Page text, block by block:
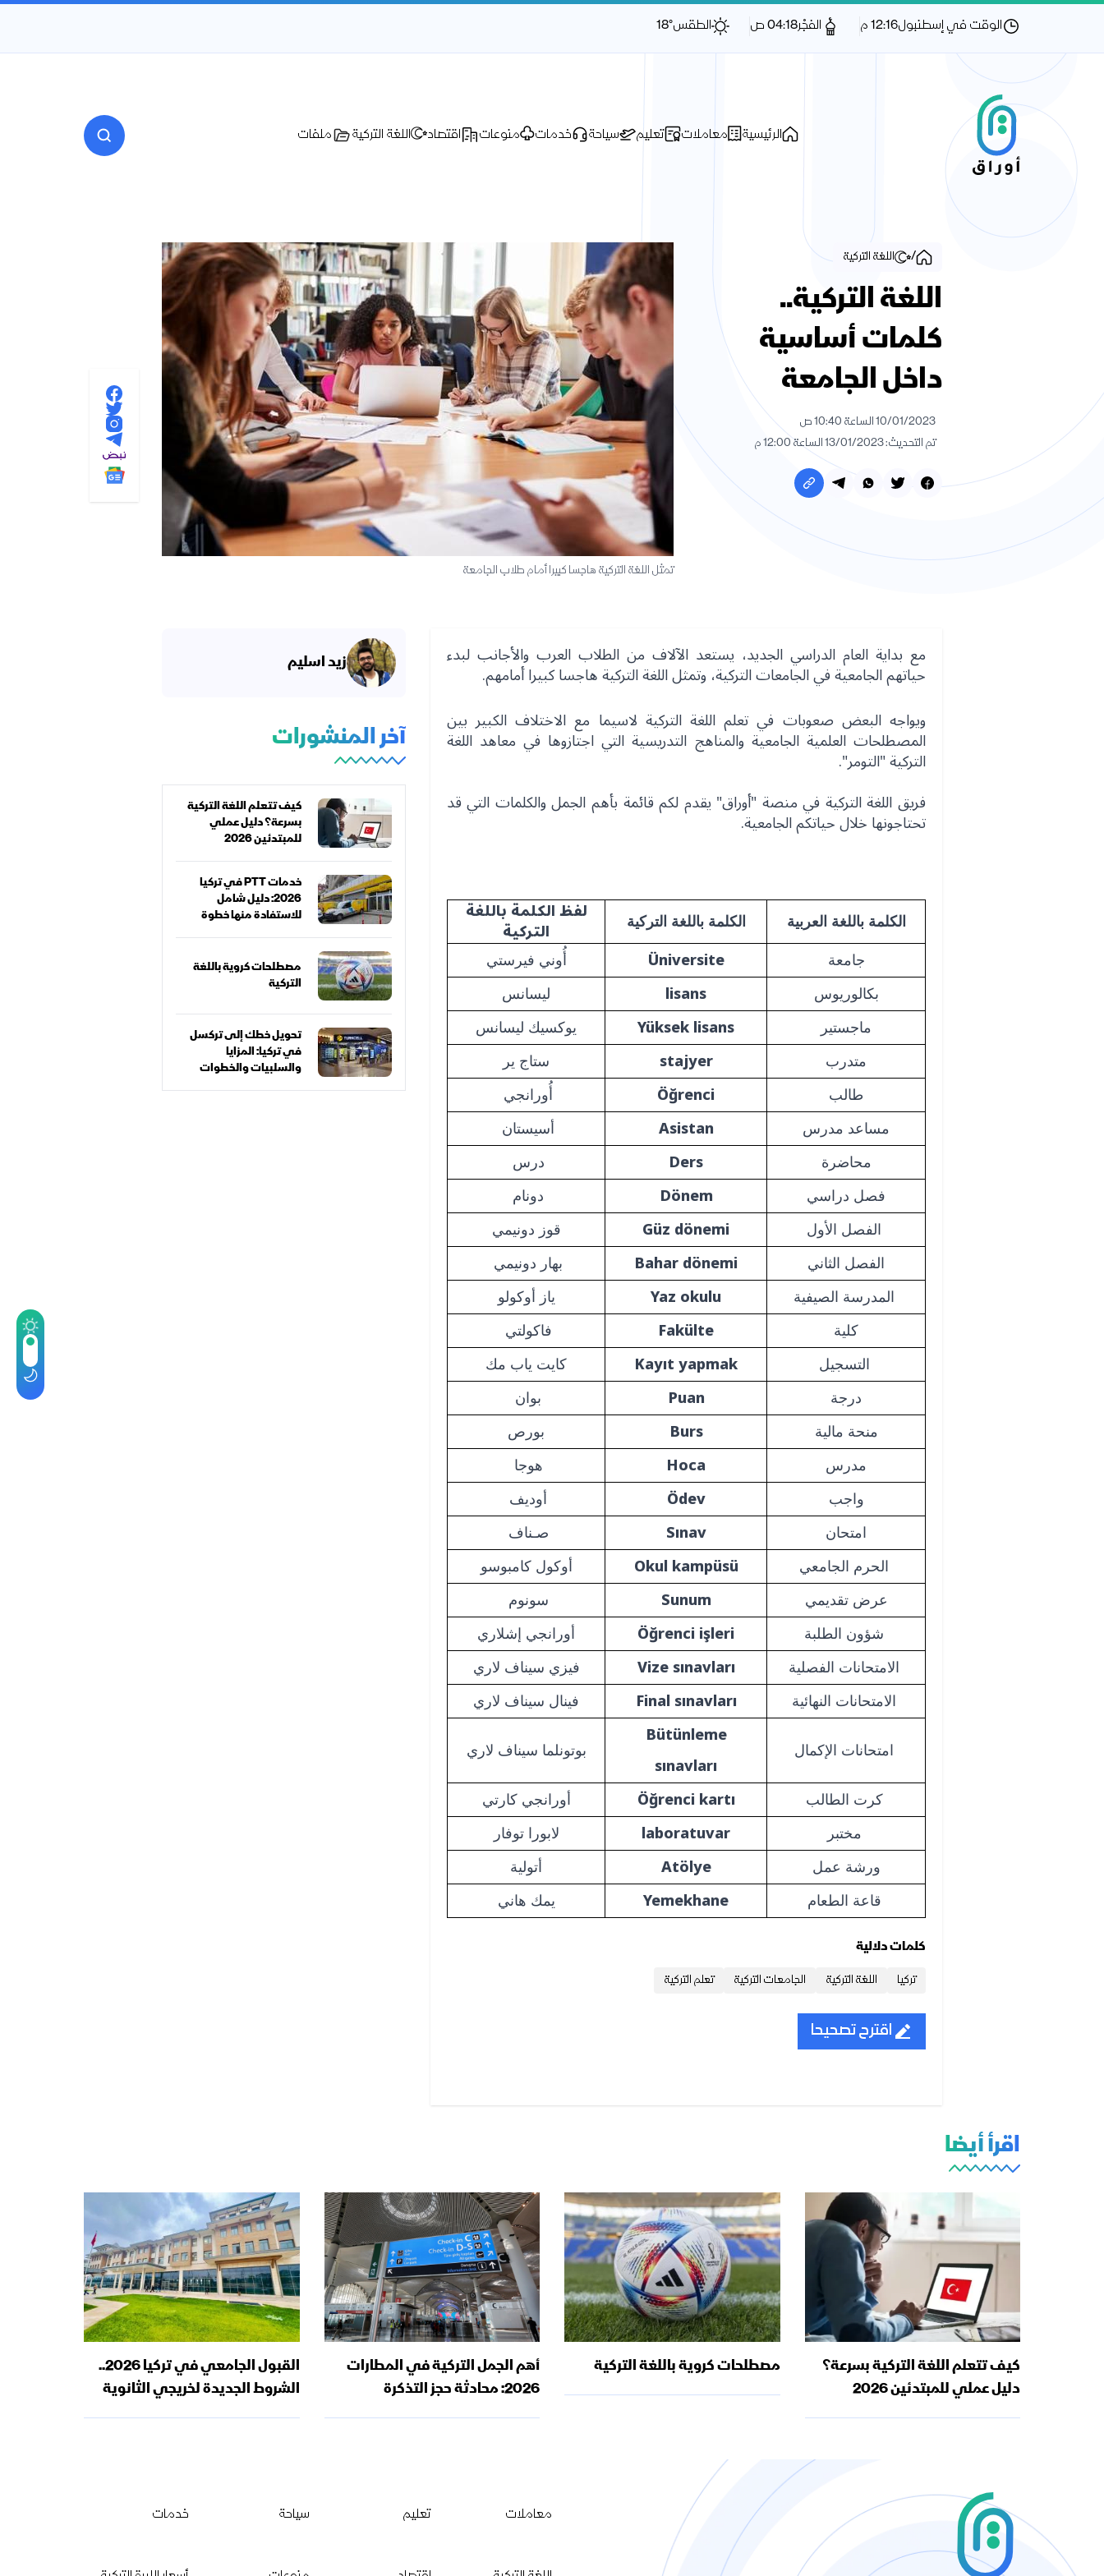
الوقت في إسطنبول12:16 م الفجْر04:18 ص الطقس18°
الرئيسية معاملات تعليم سياحة خدمات منوعات اقتصاد اللغة التركية ملفات
/ اللغة التركية
اللغة التركية..
كلمات أساسية
داخل الجامعة
10/01/2023 الساعة 10:40 ص
تم التحديث: 13/01/2023 الساعة 12:00 م
تمثل اللغة التركية هاجسا كبيرا أمام طلاب الجامعة
مع بداية العام الدراسي الجديد، يستعد الآلاف من الطلاب العرب والأجانب لبدء
حياتهم الجامعية في الجامعات التركية، وتمثل اللغة التركية هاجسا كبيرا أمامهم.
ويواجه البعض صعوبات في تعلم اللغة التركية لاسيما مع الاختلاف الكبير بين
المصطلحات العلمية الجامعية والمناهج التدريسية التي اجتازوها في معاهد اللغة
التركية "التومر".
فريق اللغة التركية في منصة "أوراق" يقدم لكم قائمة بأهم الجمل والكلمات التي قد
تحتاجونها خلال حياتكم الجامعية.
الكلمة باللغة العربية الكلمة باللغة التركية لفظ الكلمة باللغة
التركية
جامعة Üniversite أُوني فيرستي
بكالوريوس lisans ليسانس
ماجستير Yüksek lisans يوكسيك ليسانس
متدرب stajyer ستاج ير
طالب Öğrenci أُورانجي
مساعد مدرس Asistan أسيستان
محاضرة Ders درس
فصل دراسي Dönem دونام
الفصل الأول Güz dönemi قوز دونيمي
الفصل الثاني Bahar dönemi بهار دونيمي
المدرسة الصيفية Yaz okulu ياز أوكولو
كلية Fakülte فاكولتي
التسجيل Kayıt yapmak كايت ياب مك
درجة Puan بوان
منحة مالية Burs بورص
مدرس Hoca هوجا
واجب Ödev أوديف
امتحان Sınav صـناف
الحرم الجامعي Okul kampüsü أوكول كامبوسو
عرض تقديمي Sunum سونوم
شؤون الطلبة Öğrenci işleri أورانجي إشلاري
الامتحانات الفصلية Vize sınavları فيزي سيناف لاري
الامتحانات النهائية Final sınavları فينال سيناف لاري
امتحانات الإكمال
Bütünleme
sınavları
بوتونلما سيناف لاري
كرت الطالب Öğrenci kartı أورانجي كارتي
مختبر laboratuvar لابورا توفار
ورشة عمل Atölye أتولية
قاعة الطعام Yemekhane يمك هاني
كلمات دلالية
تركيا اللغة التركية الجامعات التركية تعلم التركية
اقترح تصحيحا
زيد اسليم
آخر المنشورات
كيف تتعلم اللغة التركية
بسرعة؟ دليل عملي
للمبتدئين 2026
خدمات PTT في تركيا
2026: دليل شامل
للاستفادة منها خطوة
مصطلحات كروية باللغة
التركية
تحويل خطك إلى تركسل
في تركيا: المزايا
والسلبيات والخطوات
اقرأ أيضا
كيف تتعلم اللغة التركية بسرعة؟
دليل عملي للمبتدئين 2026
مصطلحات كروية باللغة التركية
أهم الجمل التركية في المطارات
2026: محادثة حجز التذكرة
القبول الجامعي في تركيا 2026..
الشروط الجديدة لخريجي الثانوية
التركية
معاملات تعليم سياحة خدمات